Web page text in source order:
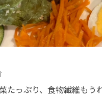
たっぷり、食物繊維も